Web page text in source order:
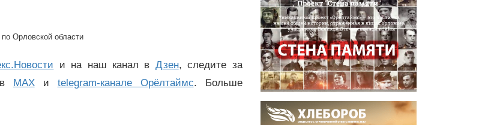
Орловской области
и на наш канал в Дзен, следите за
MAXи telegram-канале Орёлтаймс. Больше